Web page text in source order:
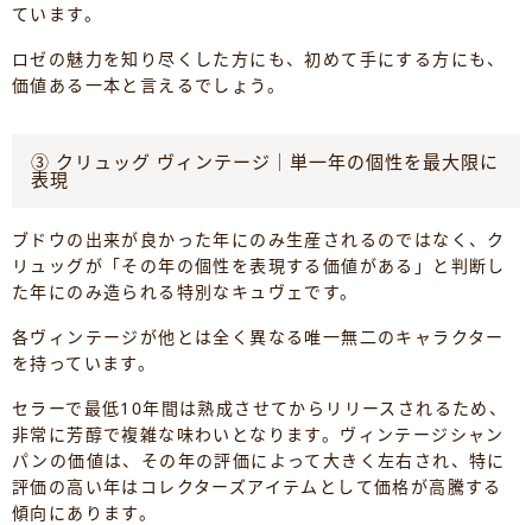
ています。
ロゼの魅力を知り尽くした方にも、初めて手にする方にも、
価値ある一本と言えるでしょう。
③ クリュッグ ヴィンテージ｜単一年の個性を最大限に
表現
ブドウの出来が良かった年にのみ生産されるのではなく、ク
リュッグが「その年の個性を表現する価値がある」と判断し
た年にのみ造られる特別なキュヴェです。
各ヴィンテージが他とは全く異なる唯一無二のキャラクター
を持っています。
セラーで最低10年間は熟成させてからリリースされるため、
非常に芳醇で複雑な味わいとなります。ヴィンテージシャン
パンの価値は、その年の評価によって大きく左右され、特に
評価の高い年はコレクターズアイテムとして価格が高騰する
傾向にあります。